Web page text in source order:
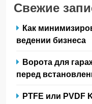
Свежие
Как
ведении бизнеса
Ворота для
перед
PTFE или PVDF